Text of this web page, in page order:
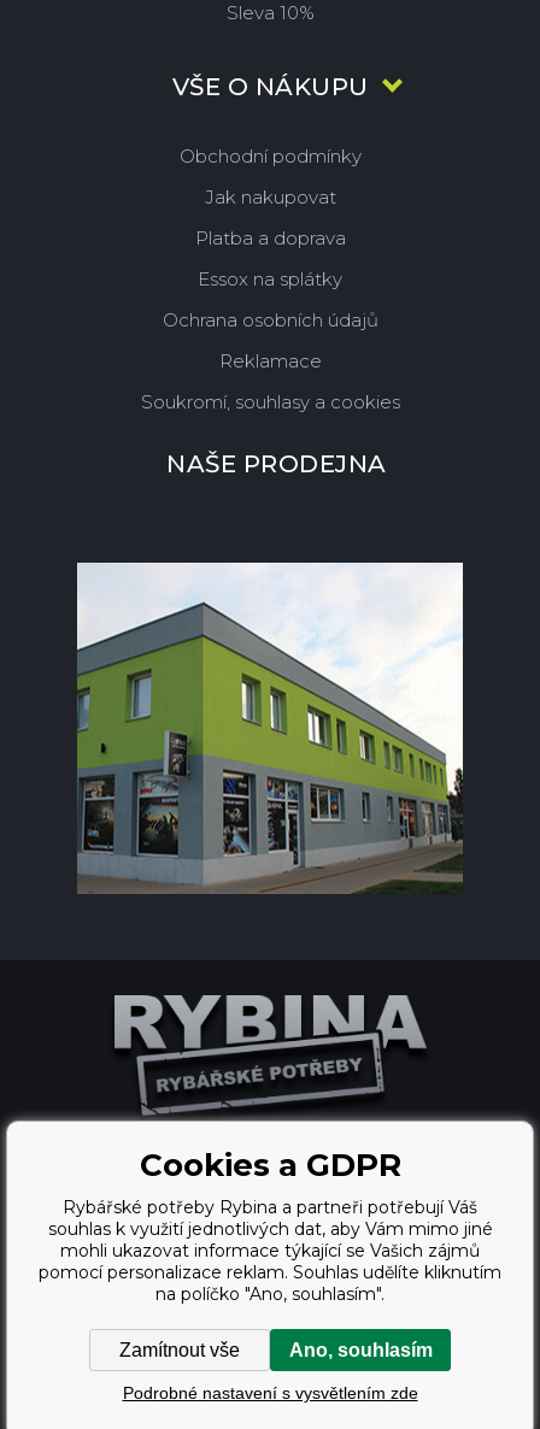
Sleva 10%
VŠE O NÁKUPU
Obchodní podmínky
Jak nakupovat
Platba a doprava
Essox na splátky
Ochrana osobních údajů
Reklamace
Soukromí, souhlasy a cookies
NAŠE PRODEJNA
Copyright © 2009 - 2026,
Rybářské potřeby Rybina
Pronájem eshopu zajišťuje
BINARGON.cz
webdesign
Vortex Vision.cz
Cookies a GDPR
Rybářské potřeby Rybina a partneři potřebují Váš
souhlas k využití jednotlivých dat, aby Vám mimo jiné
mohli ukazovat informace týkající se Vašich zájmů
pomocí personalizace reklam. Souhlas udělíte kliknutím
na políčko "Ano, souhlasím".
Zamítnout vše Ano, souhlasím
Podrobné nastavení s vysvětlením zde